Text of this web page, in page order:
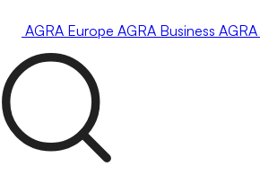
AGRA Europe AGRA Business AGRA